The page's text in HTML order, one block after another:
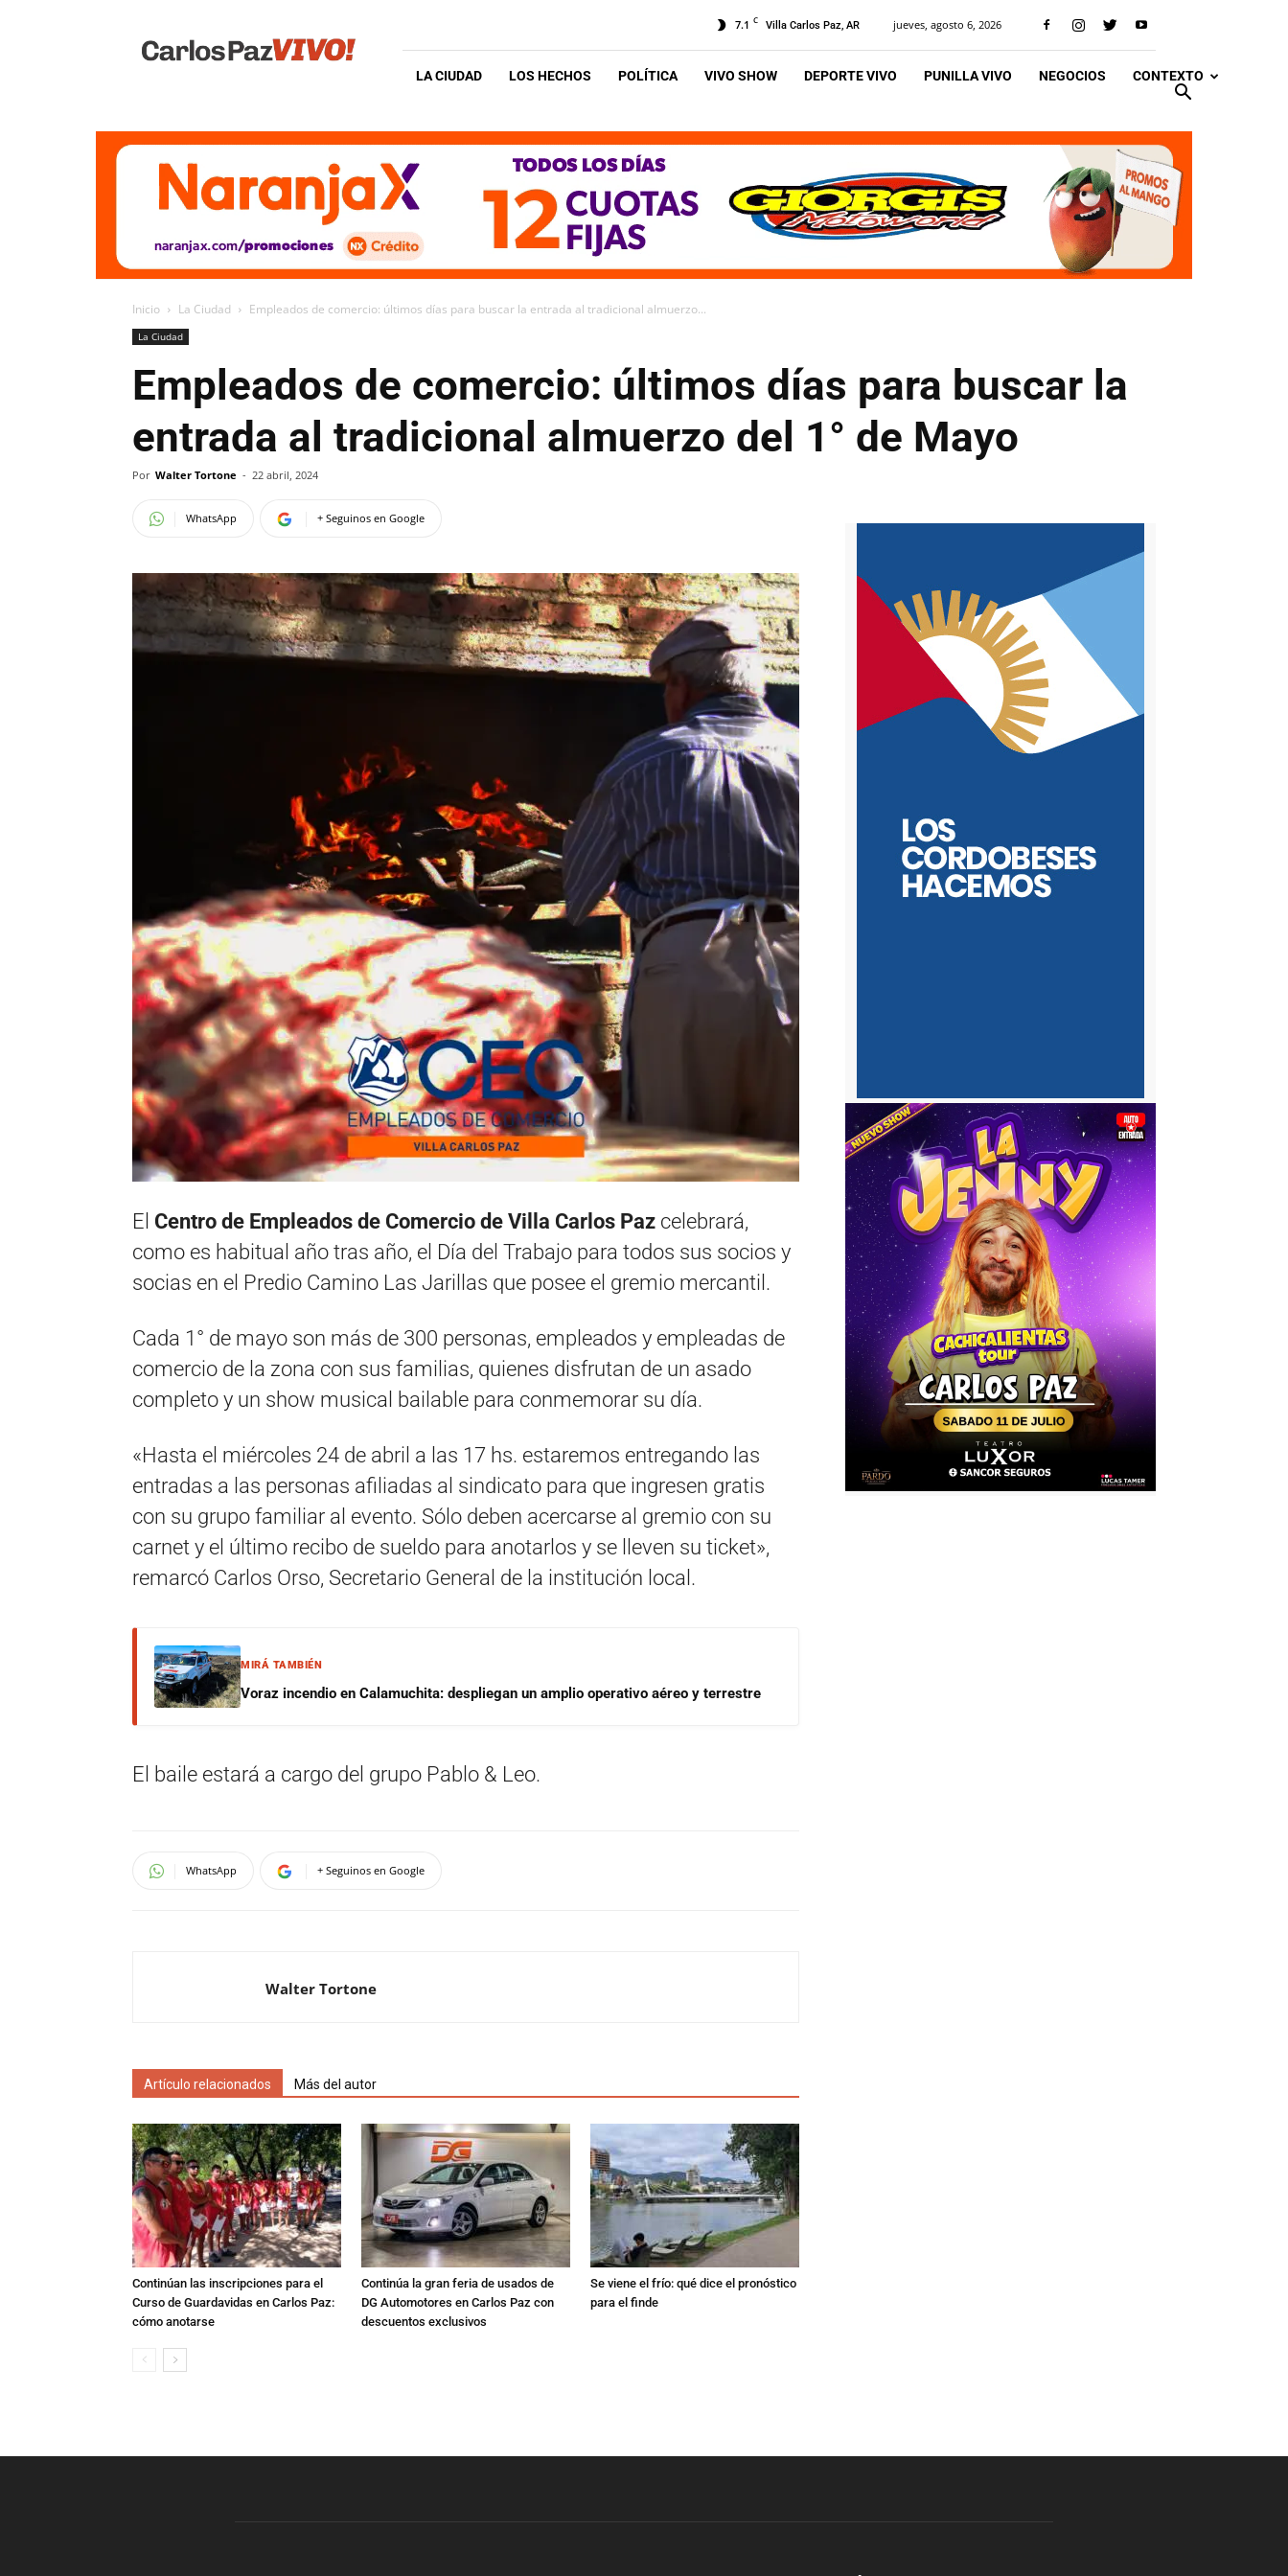
Vivo
7.1 C Villa Carlos Paz, AR jueves, agosto 6, 2026
LA CIUDAD LOS HECHOS POLÍTICA VIVO SHOW DEPORTE VIVO PUNILLA VIVO NEGOCIOS CONTEXTO
Inicio La Ciudad Empleados de comercio: últimos días para buscar la entrada al tradicional almuerzo...
La Ciudad
Empleados de comercio: últimos días para buscar la
entrada al tradicional almuerzo del 1° de Mayo
Por Walter Tortone - 22 abril, 2024
WhatsApp + Seguinos en Google
El Centro de Empleados de Comercio de Villa Carlos Paz celebrará,
como es habitual año tras año, el Día del Trabajo para todos sus socios y
socias en el Predio Camino Las Jarillas que posee el gremio mercantil.
Cada 1° de mayo son más de 300 personas, empleados y empleadas de
comercio de la zona con sus familias, quienes disfrutan de un asado
completo y un show musical bailable para conmemorar su día.
«Hasta el miércoles 24 de abril a las 17 hs. estaremos entregando las
entradas a las personas afiliadas al sindicato para que ingresen gratis
con su grupo familiar al evento. Sólo deben acercarse al gremio con su
carnet y el último recibo de sueldo para anotarlos y se lleven su ticket»,
remarcó Carlos Orso, Secretario General de la institución local.
MIRÁ TAMBIÉN
Voraz incendio en Calamuchita: despliegan un amplio operativo aéreo y terrestre
El baile estará a cargo del grupo Pablo & Leo.
WhatsApp + Seguinos en Google
Walter Tortone
Artículo relacionados Más del autor
Continúan las inscripciones para el
Curso de Guardavidas en Carlos Paz:
cómo anotarse
Continúa la gran feria de usados de
DG Automotores en Carlos Paz con
descuentos exclusivos
Se viene el frío: qué dice el pronóstico
para el finde